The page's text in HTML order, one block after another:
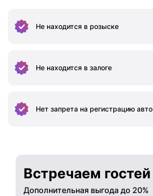
Не находится в розыске
Не находится в залоге
Нет запрета на регистрацию авто
Встречаем гостей
Дополнительная выгода до 20%